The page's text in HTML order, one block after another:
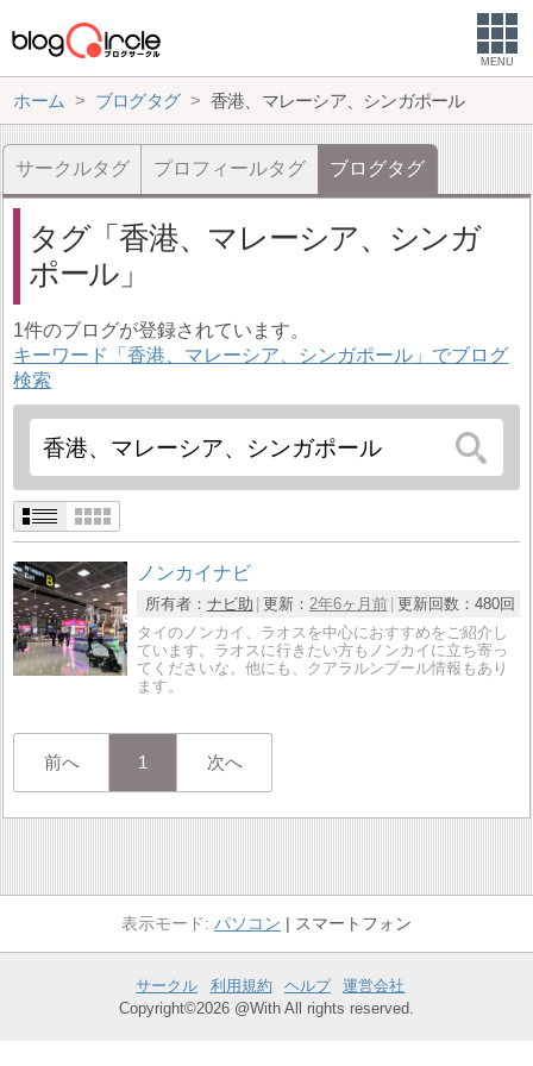
MENU
ホーム ブログタグ 香港、マレーシア、シンガポール
サークルタグ プロフィールタグ ブログタグ
タグ
香港、マレーシア、シンガ
ポール
1件のブログが登録されています。
キーワード「香港、マレーシア、シンガポール」でブログ
検索
ノンカイナビ
所有者： ナビ助 更新： 2年6ヶ月前 更新回数： 480回
タイのノンカイ、ラオスを中心におすすめをご紹介し
ています。ラオスに行きたい方もノンカイに立ち寄っ
てくださいな。他にも、クアラルンプール情報もあり
ます。
前へ 1 次へ
パソコン スマートフォン
サークル 利用規約 ヘルプ
運営会社
Copyright©2026 @With All rights reserved.